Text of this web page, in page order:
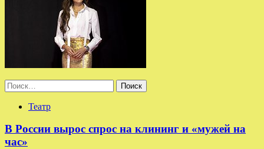
Найти:
Театр
В России вырос спрос на клининг и «мужей на
час»